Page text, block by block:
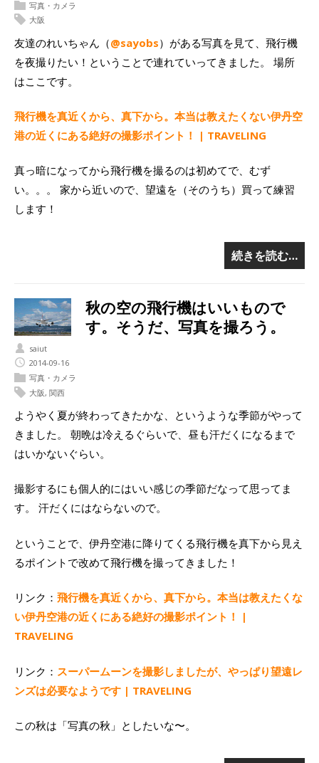
写真・カメラ
大阪
友達のれいちゃん（@sayobs）がある写真を見て、飛行機
を夜撮りたい！ということで連れていってきました。 場所
はここです。
飛行機を真近くから、真下から。本当は教えたくない伊丹空
港の近くにある絶好の撮影ポイント！ | TRAVELING
真っ暗になってから飛行機を撮るのは初めてで、むず
い。。。 家から近いので、望遠を（そのうち）買って練習
します！
続きを読む…
秋の空の飛行機はいいもので
す。そうだ、写真を撮ろう。
saiut
2014-09-16
写真・カメラ
大阪, 関西
ようやく夏が終わってきたかな、というような季節がやって
きました。 朝晩は冷えるぐらいで、昼も汗だくになるまで
はいかないぐらい。
撮影するにも個人的にはいい感じの季節だなって思ってま
す。 汗だくにはならないので。
ということで、伊丹空港に降りてくる飛行機を真下から見え
るポイントで改めて飛行機を撮ってきました！
リンク： 飛行機を真近くから、真下から。本当は教えたくな
い伊丹空港の近くにある絶好の撮影ポイント！ |
TRAVELING
リンク： スーパームーンを撮影しましたが、やっぱり望遠レ
ンズは必要なようです | TRAVELING
この秋は「写真の秋」としたいな〜。